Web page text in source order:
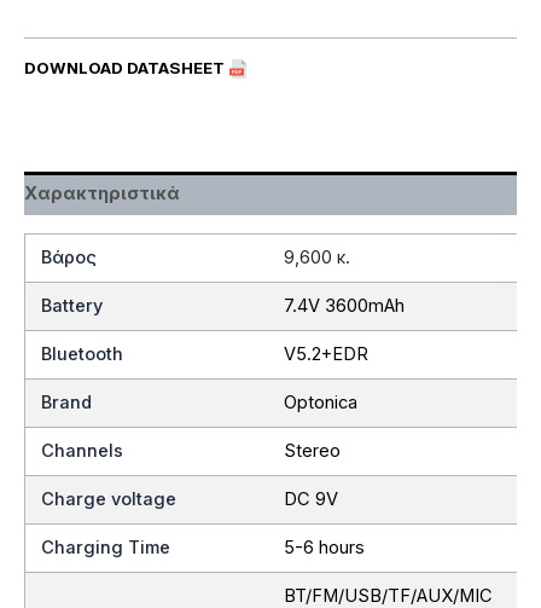
DOWNLOAD DATASHEET
Χαρακτηριστικά
Βάρος 9,600 κ.
Battery 7.4V 3600mAh
Bluetooth V5.2+EDR
Brand Optonica
Channels Stereo
Charge voltage DC 9V
Charging Time 5-6 hours
BT/FM/USB/TF/AUX/MIC